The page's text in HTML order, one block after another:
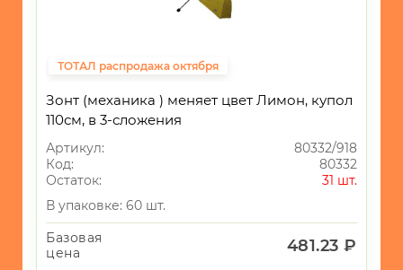
ТОТАЛ распродажа октября
Зонт (механика ) меняет цвет Лимон, купол
110см, в 3-сложения
Артикул:
80332/918
Код:
80332
Остаток:
31 шт.
В упаковке: 60 шт.
Базовая
цена
481.23 ₽